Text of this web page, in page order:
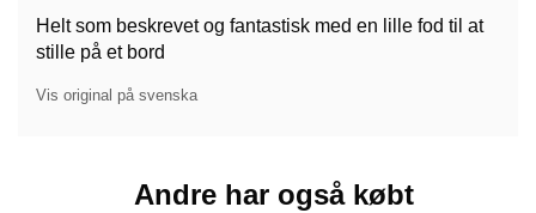
Helt som beskrevet og fantastisk med en lille fod til at
stille på et bord
Vis original på svenska
Andre har også købt